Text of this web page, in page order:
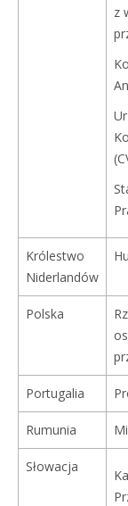
z
Królestwo
Niderlandów
Polska
Portugalia
Rumunia
Słowacja